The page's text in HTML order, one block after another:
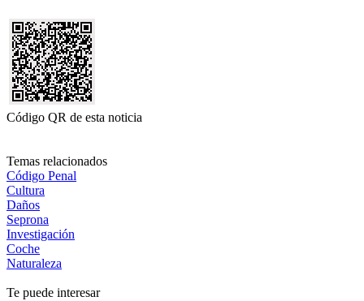
Código QR de esta noticia
Temas relacionados
Código Penal
Cultura
Daños
Seprona
Investigación
Coche
Naturaleza
Te puede interesar